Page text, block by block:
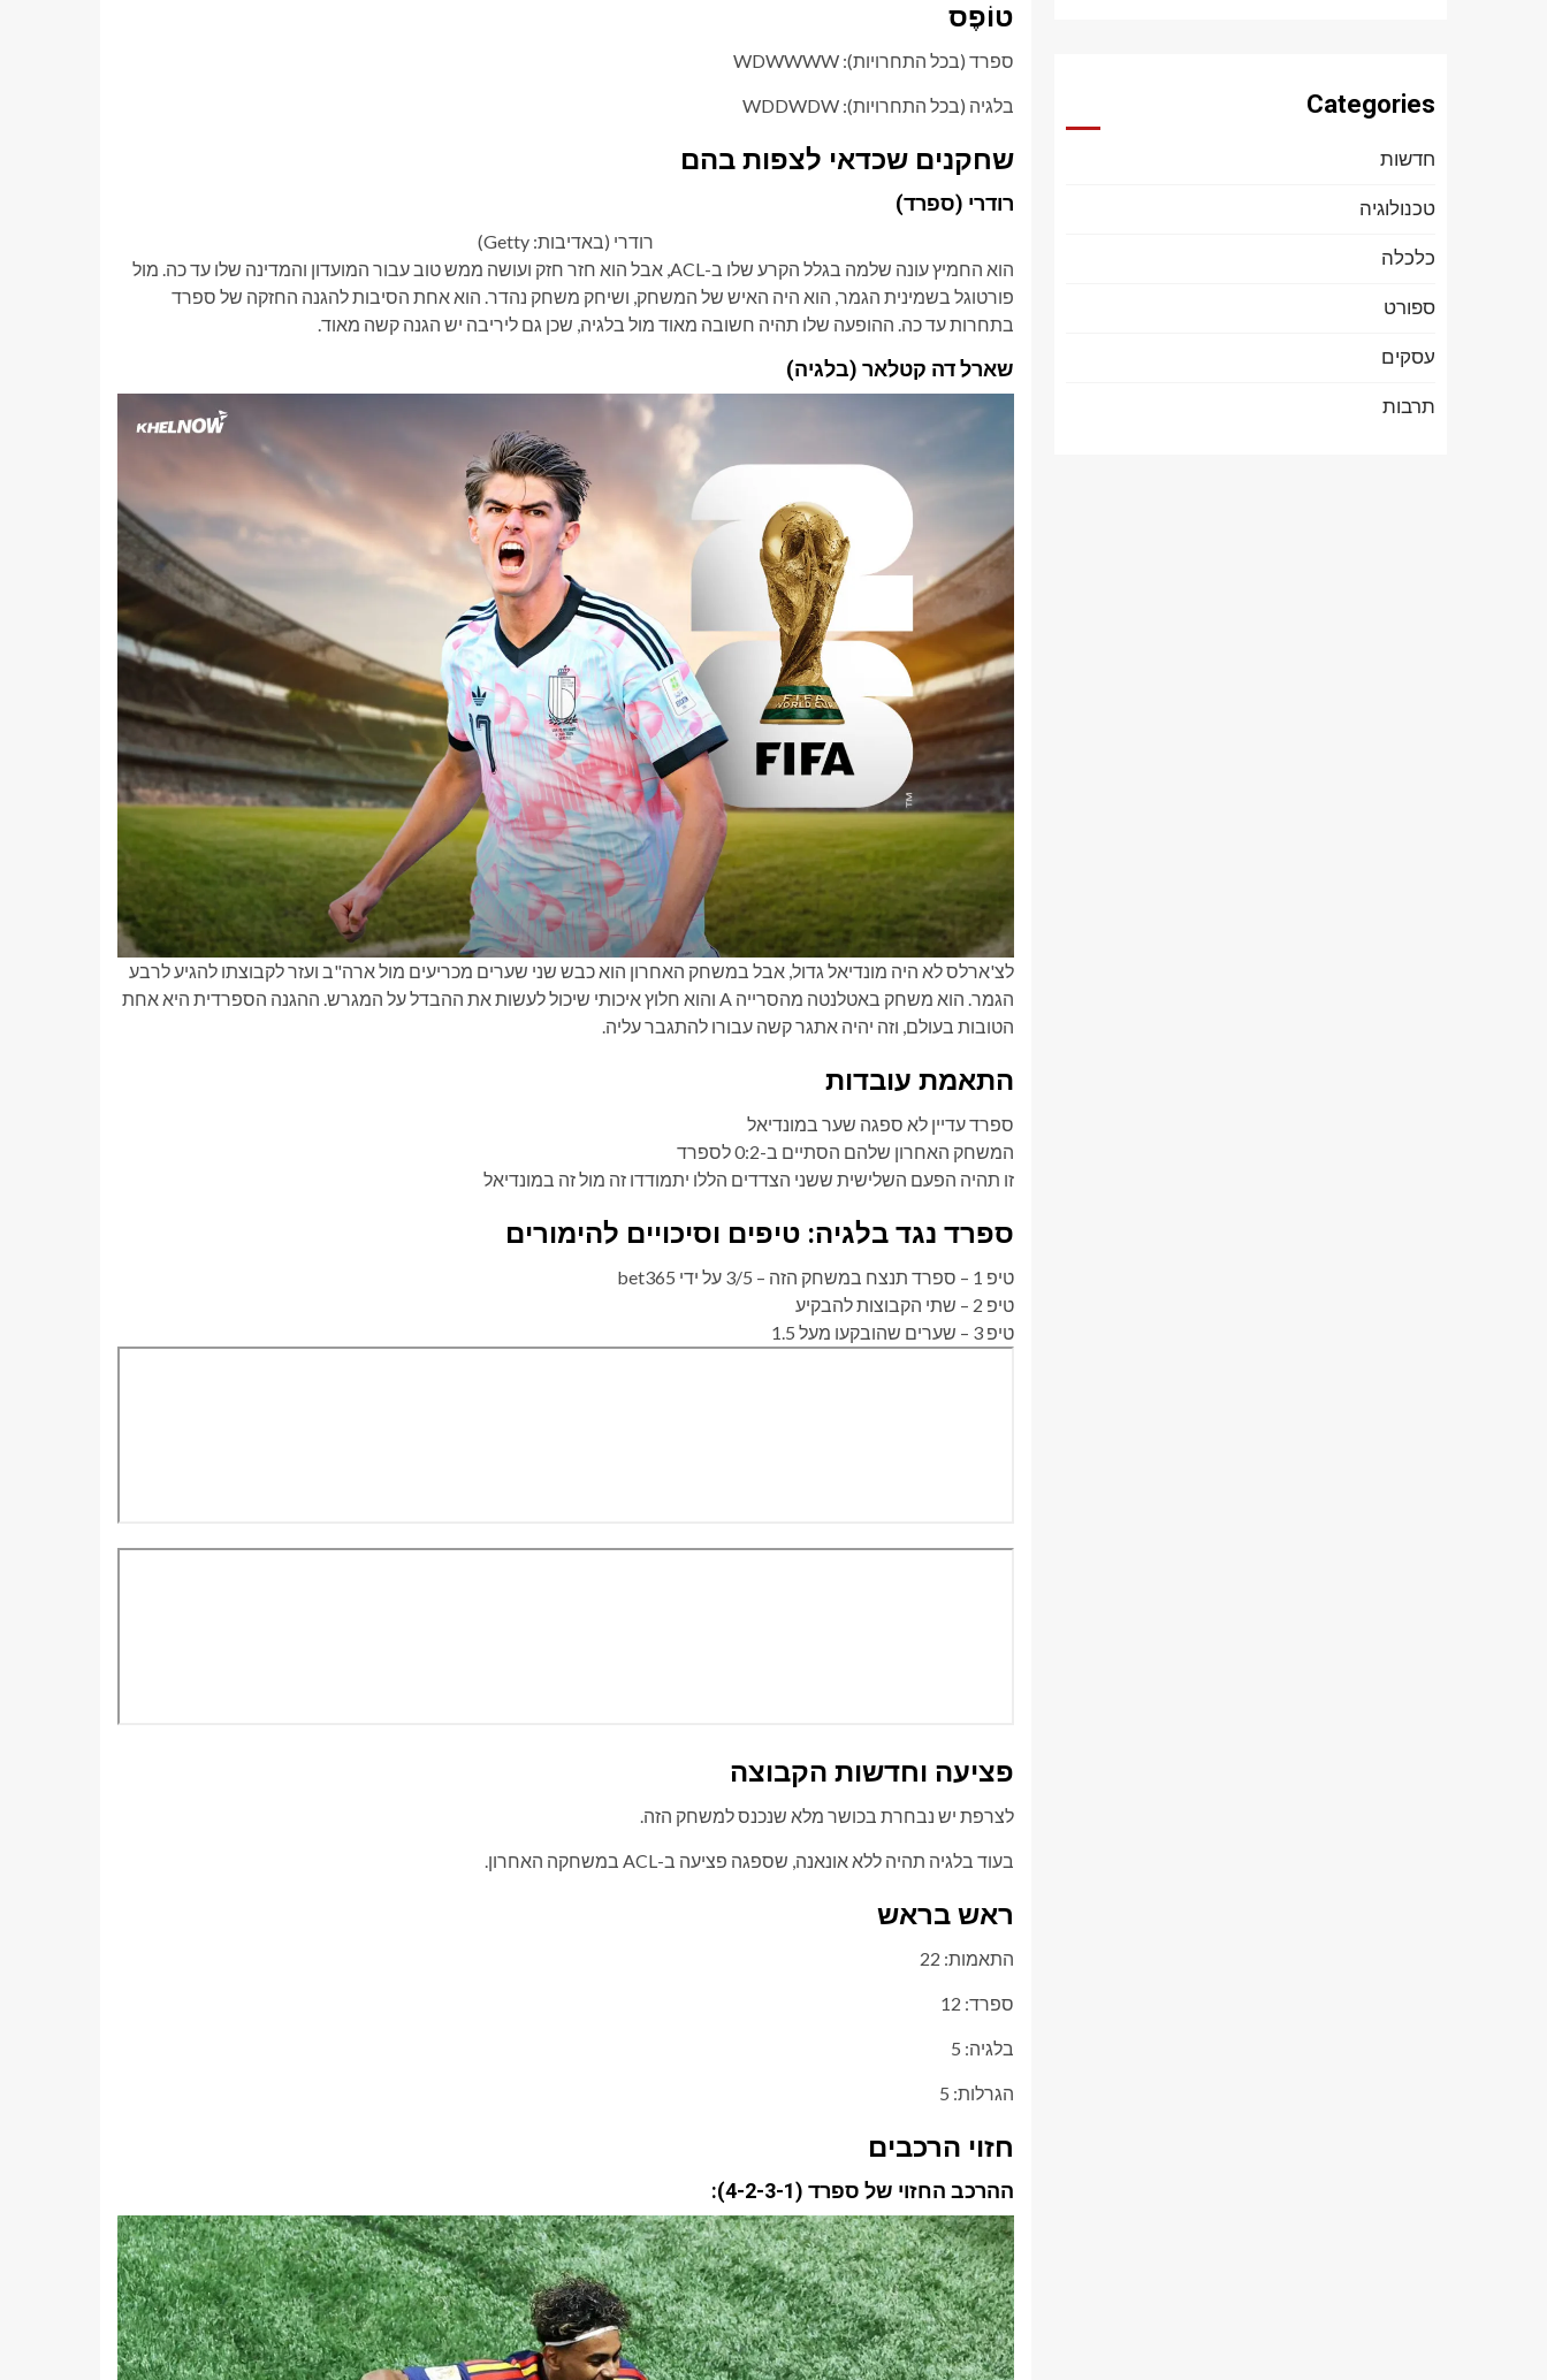
טוֹפֶס
ספרד (בכל התחרויות): WDWWWW
בלגיה (בכל התחרויות): WDDWDW
שחקנים שכדאי לצפות בהם
רודרי (ספרד)
רודרי (באדיבות: Getty)
הוא החמיץ עונה שלמה בגלל הקרע שלו ב-ACL, אבל הוא חזר חזק ועושה ממש טוב עבור המועדון והמדינה שלו עד כה. מול
פורטוגל בשמינית הגמר, הוא היה האיש של המשחק, ושיחק משחק נהדר. הוא אחת הסיבות להגנה החזקה של ספרד
בתחרות עד כה. ההופעה שלו תהיה חשובה מאוד מול בלגיה, שכן גם ליריבה יש הגנה קשה מאוד.
שארל דה קטלאר (בלגיה)
לצ'ארלס לא היה מונדיאל גדול, אבל במשחק האחרון הוא כבש שני שערים מכריעים מול ארה"ב ועזר לקבוצתו להגיע לרבע
הגמר. הוא משחק באטלנטה מהסרייה A והוא חלוץ איכותי שיכול לעשות את ההבדל על המגרש. ההגנה הספרדית היא אחת
הטובות בעולם, וזה יהיה אתגר קשה עבורו להתגבר עליה.
התאמת עובדות
ספרד עדיין לא ספגה שער במונדיאל
המשחק האחרון שלהם הסתיים ב-0:2 לספרד
זו תהיה הפעם השלישית ששני הצדדים הללו יתמודדו זה מול זה במונדיאל
ספרד נגד בלגיה: טיפים וסיכויים להימורים
טיפ 1 – ספרד תנצח במשחק הזה – 3/5 על ידי bet365
טיפ 2 – שתי הקבוצות להבקיע
טיפ 3 – שערים שהובקעו מעל 1.5
פציעה וחדשות הקבוצה
לצרפת יש נבחרת בכושר מלא שנכנס למשחק הזה.
בעוד בלגיה תהיה ללא אונאנה, שספגה פציעה ב-ACL במשחקה האחרון.
ראש בראש
התאמות: 22
ספרד: 12
בלגיה: 5
הגרלות: 5
חזוי הרכבים
ההרכב החזוי של ספרד (4-2-3-1):
Categories
חדשות
טכנולוגיה
כלכלה
ספורט
עסקים
תרבות